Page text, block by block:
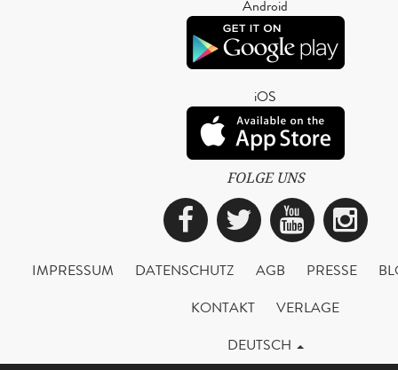
Android
iOS
FOLGE UNS
Facebook
Twitter
IMPRESSUM DATENSCHUTZ AGB PRESSE
KONTAKT
VERLAGE
DEUTSCH